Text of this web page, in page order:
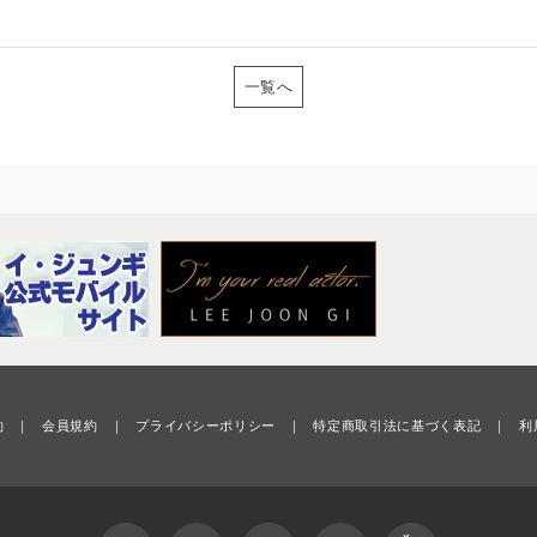
一覧へ
｜ 会員規約 ｜ プライバシーポリシー ｜ 特定商取引法に基づく表記 ｜ 利